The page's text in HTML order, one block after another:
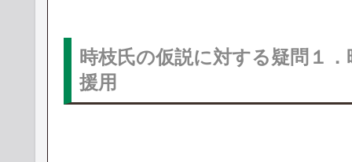
時枝氏の仮説に対する疑問１
援用